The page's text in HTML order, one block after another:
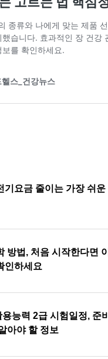
기요금 줄이는 가장 쉬운
방법, 처음 시작한다면 이
인하세요
능력 2급 시험일정, 준비
아야 할 정보